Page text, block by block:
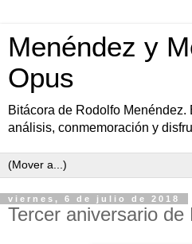
Menéndez y
Opus
Bitácora de Rodolfo Menéndez.
análisis, conmemoración y
viernes, 6 de julio de 2018
Tercer aniversario